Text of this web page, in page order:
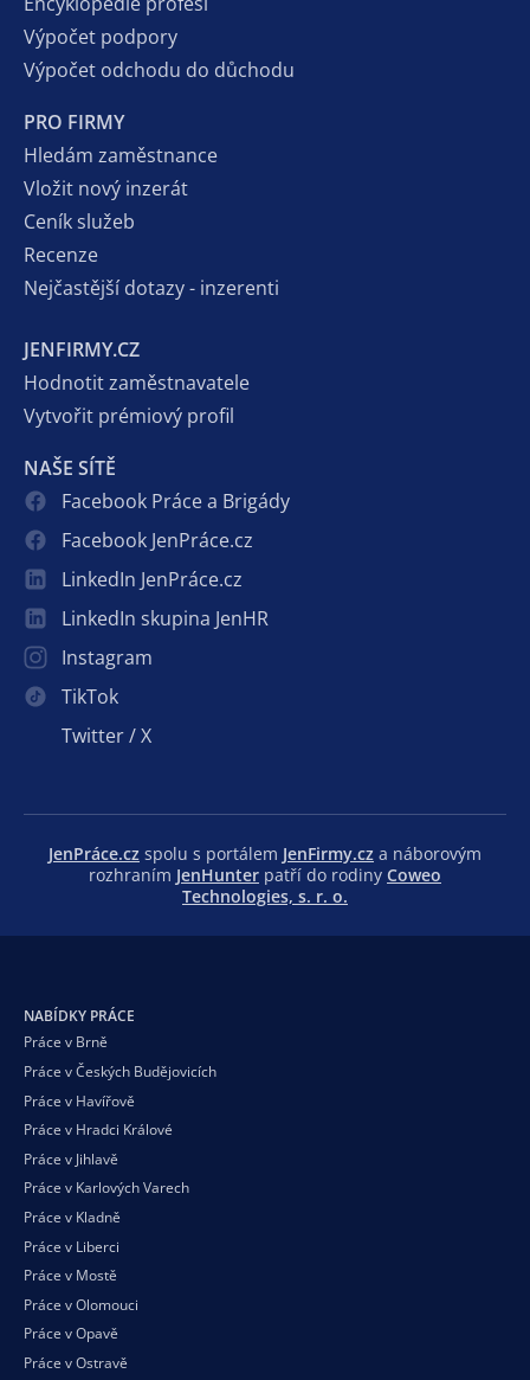
Výpočet podpory
Výpočet odchodu do důchodu
PRO FIRMY
Hledám zaměstnance
Vložit nový inzerát
Ceník služeb
Recenze
Nejčastější dotazy - inzerenti
JENFIRMY.CZ
Hodnotit zaměstnavatele
Vytvořit prémiový profil
NAŠE SÍTĚ
Facebook Práce a Brigády
Facebook JenPráce.cz
LinkedIn JenPráce.cz
LinkedIn skupina JenHR
Instagram
TikTok
Twitter / X
JenPráce.cz spolu s portálem JenFirmy.cz a náborovým
rozhraním JenHunter patří do rodiny Coweo
Technologies, s. r. o.
NABÍDKY PRÁCE
Práce v Brně
Práce v Českých Budějovicích
Práce v Havířově
Práce v Hradci Králové
Práce v Jihlavě
Práce v Karlových Varech
Práce v Kladně
Práce v Liberci
Práce v Mostě
Práce v Olomouci
Práce v Opavě
Práce v Ostravě